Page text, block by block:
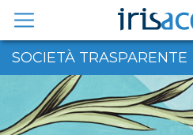
contenuto
SOCIETÀ TRASPARENTE